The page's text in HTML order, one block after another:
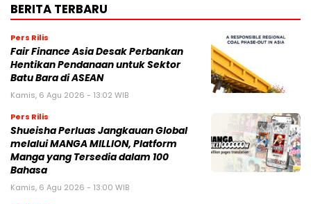
BERITA TERBARU
Pers Rilis
Fair Finance Asia Desak Perbankan
Hentikan Pendanaan untuk Sektor
Batu Bara di ASEAN
Kamis, 6 Agu 2026 - 13:02 WIB
Pers Rilis
Shueisha Perluas Jangkauan Global
melalui MANGA MILLION, Platform
Manga yang Tersedia dalam 100
Bahasa
Kamis, 6 Agu 2026 - 13:00 WIB